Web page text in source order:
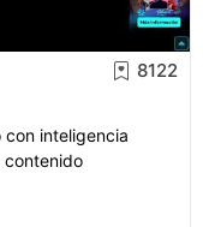
8122
con inteligencia
contenido